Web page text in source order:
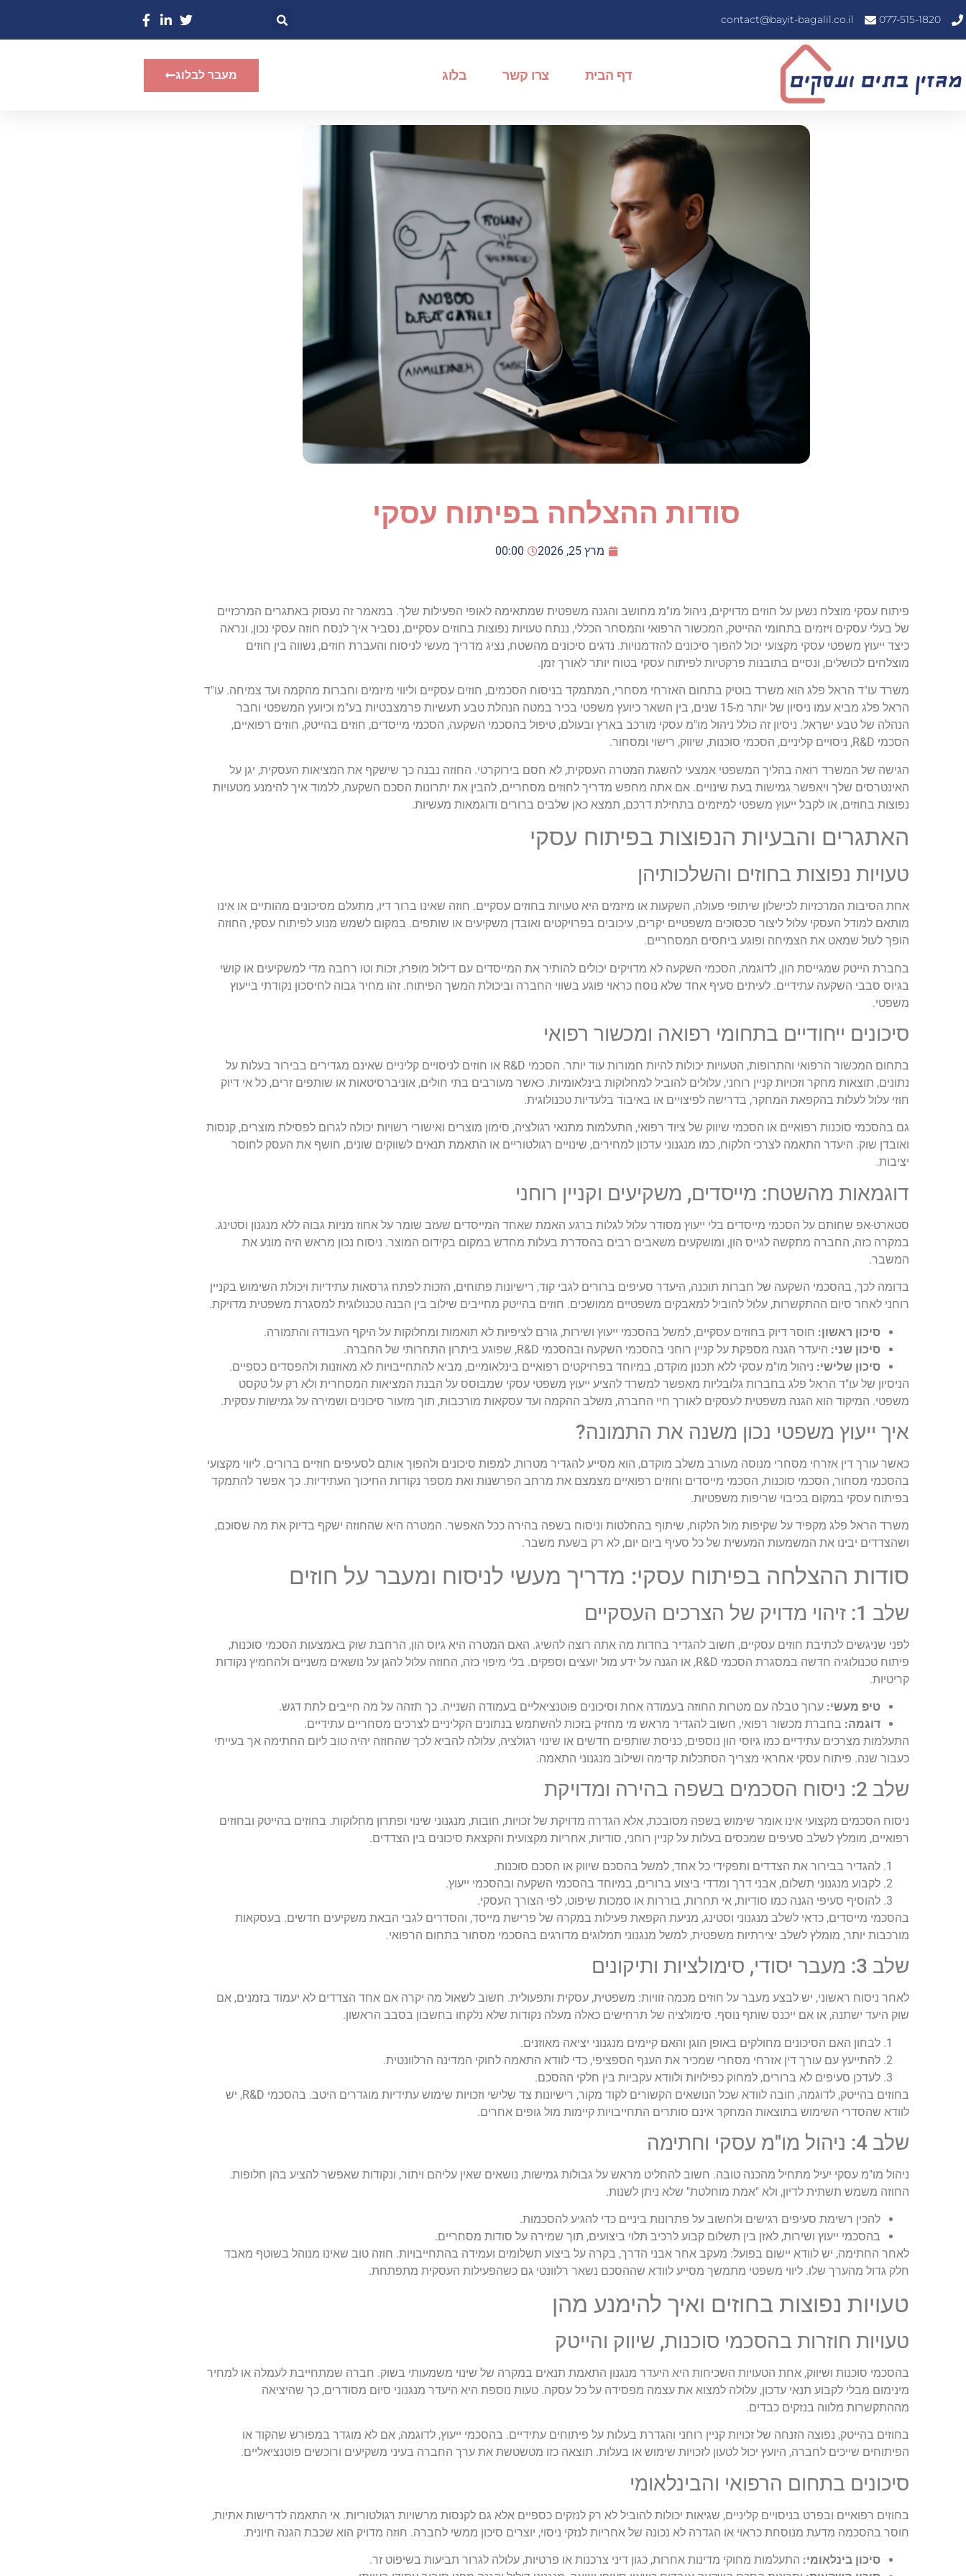
077-515-1820
contact@bayit-bagalil.co.il
דף הבית צרו קשר בלוג מעבר לבלוג
סודות ההצלחה בפיתוח עסקי
מרץ 25, 2026 00:00
פיתוח עסקי מוצלח נשען על חוזים מדויקים, ניהול מו"מ מחושב והגנה משפטית שמתאימה לאופי הפעילות שלך. במאמר זה נעסוק באתגרים המרכזיים
של בעלי עסקים ויזמים בתחומי ההייטק, המכשור הרפואי והמסחר הכללי, ננתח טעויות נפוצות בחוזים עסקיים, נסביר איך לנסח חוזה עסקי נכון, ונראה
כיצד ייעוץ משפטי עסקי מקצועי יכול להפוך סיכונים להזדמנויות. נדגים סיכונים מהשטח, נציג מדריך מעשי לניסוח והעברת חוזים, נשווה בין חוזים
מוצלחים לכושלים, ונסיים בתובנות פרקטיות לפיתוח עסקי בטוח יותר לאורך זמן.
משרד עו"ד הראל פלג הוא משרד בוטיק בתחום האזרחי מסחרי, המתמקד בניסוח הסכמים, חוזים עסקיים וליווי מיזמים וחברות מהקמה ועד צמיחה. עו"ד
הראל פלג מביא עמו ניסיון של יותר מ-15 שנים, בין השאר כיועץ משפטי בכיר במטה הנהלת טבע תעשיות פרמצבטיות בע"מ וכיועץ המשפטי וחבר
הנהלה של טבע ישראל. ניסיון זה כולל ניהול מו"מ עסקי מורכב בארץ ובעולם, טיפול בהסכמי השקעה, הסכמי מייסדים, חוזים בהייטק, חוזים רפואיים,
הסכמי R&D, ניסויים קליניים, הסכמי סוכנות, שיווק, רישוי ומסחור.
הגישה של המשרד רואה בהליך המשפטי אמצעי להשגת המטרה העסקית, לא חסם בירוקרטי. החוזה נבנה כך שישקף את המציאות העסקית, יגן על
האינטרסים שלך ויאפשר גמישות בעת שינויים. אם אתה מחפש מדריך לחוזים מסחריים, להבין את יתרונות הסכם השקעה, ללמוד איך להימנע מטעויות
נפוצות בחוזים, או לקבל ייעוץ משפטי למיזמים בתחילת דרכם, תמצא כאן שלבים ברורים ודוגמאות מעשיות.
האתגרים והבעיות הנפוצות בפיתוח עסקי
טעויות נפוצות בחוזים והשלכותיהן
אחת הסיבות המרכזיות לכישלון שיתופי פעולה, השקעות או מיזמים היא טעויות בחוזים עסקיים. חוזה שאינו ברור דיו, מתעלם מסיכונים מהותיים או אינו
מותאם למודל העסקי עלול ליצור סכסוכים משפטיים יקרים, עיכובים בפרויקטים ואובדן משקיעים או שותפים. במקום לשמש מנוע לפיתוח עסקי, החוזה
הופך לעול שמאט את הצמיחה ופוגע ביחסים המסחריים.
בחברת הייטק שמגייסת הון, לדוגמה, הסכמי השקעה לא מדויקים יכולים להותיר את המייסדים עם דילול מופרז, זכות וטו רחבה מדי למשקיעים או קושי
בגיוס סבבי השקעה עתידיים. לעיתים סעיף אחד שלא נוסח כראוי פוגע בשווי החברה וביכולת המשך הפיתוח. זהו מחיר גבוה לחיסכון נקודתי בייעוץ
משפטי.
סיכונים ייחודיים בתחומי רפואה ומכשור רפואי
בתחום המכשור הרפואי והתרופות, הטעויות יכולות להיות חמורות עוד יותר. הסכמי R&D או חוזים לניסויים קליניים שאינם מגדירים בבירור בעלות על
נתונים, תוצאות מחקר וזכויות קניין רוחני, עלולים להוביל למחלוקות בינלאומיות. כאשר מעורבים בתי חולים, אוניברסיטאות או שותפים זרים, כל אי דיוק
חוזי עלול לעלות בהקפאת המחקר, בדרישה לפיצויים או באיבוד בלעדיות טכנולוגית.
גם בהסכמי סוכנות רפואיים או הסכמי שיווק של ציוד רפואי, התעלמות מתנאי רגולציה, סימון מוצרים ואישורי רשויות יכולה לגרום לפסילת מוצרים, קנסות
ואובדן שוק. היעדר התאמה לצרכי הלקוח, כמו מנגנוני עדכון למחירים, שינויים רגולטוריים או התאמת תנאים לשווקים שונים, חושף את העסק לחוסר
יציבות.
דוגמאות מהשטח: מייסדים, משקיעים וקניין רוחני
סטארט-אפ שחותם על הסכמי מייסדים בלי ייעוץ מסודר עלול לגלות ברגע האמת שאחד המייסדים שעזב שומר על אחוז מניות גבוה ללא מנגנון וסטינג.
במקרה כזה, החברה מתקשה לגייס הון, ומושקעים משאבים רבים בהסדרת בעלות מחדש במקום בקידום המוצר. ניסוח נכון מראש היה מונע את
המשבר.
בדומה לכך, בהסכמי השקעה של חברות תוכנה, היעדר סעיפים ברורים לגבי קוד, רישיונות פתוחים, הזכות לפתח גרסאות עתידיות ויכולת השימוש בקניין
רוחני לאחר סיום ההתקשרות, עלול להוביל למאבקים משפטיים ממושכים. חוזים בהייטק מחייבים שילוב בין הבנה טכנולוגית למסגרת משפטית מדויקת.
סיכון ראשון: חוסר דיוק בחוזים עסקיים, למשל בהסכמי ייעוץ ושירות, גורם לציפיות לא תואמות ומחלוקות על היקף העבודה והתמורה.
סיכון שני: היעדר הגנה מספקת על קניין רוחני בהסכמי השקעה ובהסכמי R&D, שפוגע ביתרון התחרותי של החברה.
סיכון שלישי: ניהול מו"מ עסקי ללא תכנון מוקדם, במיוחד בפרויקטים רפואיים בינלאומיים, מביא להתחייבויות לא מאוזנות ולהפסדים כספיים.
הניסיון של עו"ד הראל פלג בחברות גלובליות מאפשר למשרד להציע ייעוץ משפטי עסקי שמבוסס על הבנת המציאות המסחרית ולא רק על טקסט
משפטי. המיקוד הוא הגנה משפטית לעסקים לאורך חיי החברה, משלב ההקמה ועד עסקאות מורכבות, תוך מזעור סיכונים ושמירה על גמישות עסקית.
איך ייעוץ משפטי נכון משנה את התמונה?
כאשר עורך דין אזרחי מסחרי מנוסה מעורב משלב מוקדם, הוא מסייע להגדיר מטרות, למפות סיכונים ולהפוך אותם לסעיפים חוזיים ברורים. ליווי מקצועי
בהסכמי מסחור, הסכמי סוכנות, הסכמי מייסדים וחוזים רפואיים מצמצם את מרחב הפרשנות ואת מספר נקודות החיכוך העתידיות. כך אפשר להתמקד
בפיתוח עסקי במקום בכיבוי שריפות משפטיות.
משרד הראל פלג מקפיד על שקיפות מול הלקוח, שיתוף בהחלטות וניסוח בשפה בהירה ככל האפשר. המטרה היא שהחוזה ישקף בדיוק את מה שסוכם,
ושהצדדים יבינו את המשמעות המעשית של כל סעיף ביום יום, לא רק בשעת משבר.
סודות ההצלחה בפיתוח עסקי: מדריך מעשי לניסוח ומעבר על חוזים
שלב 1: זיהוי מדויק של הצרכים העסקיים
לפני שניגשים לכתיבת חוזים עסקיים, חשוב להגדיר בחדות מה אתה רוצה להשיג. האם המטרה היא גיוס הון, הרחבת שוק באמצעות הסכמי סוכנות,
פיתוח טכנולוגיה חדשה במסגרת הסכמי R&D, או הגנה על ידע מול יועצים וספקים. בלי מיפוי כזה, החוזה עלול להגן על נושאים משניים ולהחמיץ נקודות
קריטיות.
טיפ מעשי: ערוך טבלה עם מטרות החוזה בעמודה אחת וסיכונים פוטנציאליים בעמודה השנייה. כך תזהה על מה חייבים לתת דגש.
דוגמה: בחברת מכשור רפואי, חשוב להגדיר מראש מי מחזיק בזכות להשתמש בנתונים הקליניים לצרכים מסחריים עתידיים.
התעלמות מצרכים עתידיים כמו גיוסי הון נוספים, כניסת שותפים חדשים או שינוי רגולציה, עלולה להביא לכך שהחוזה יהיה טוב ליום החתימה אך בעייתי
כעבור שנה. פיתוח עסקי אחראי מצריך הסתכלות קדימה ושילוב מנגנוני התאמה.
שלב 2: ניסוח הסכמים בשפה בהירה ומדויקת
ניסוח הסכמים מקצועי אינו אומר שימוש בשפה מסובכת, אלא הגדרה מדויקת של זכויות, חובות, מנגנוני שינוי ופתרון מחלוקות. בחוזים בהייטק ובחוזים
רפואיים, מומלץ לשלב סעיפים שמכסים בעלות על קניין רוחני, סודיות, אחריות מקצועית והקצאת סיכונים בין הצדדים.
להגדיר בבירור את הצדדים ותפקידי כל אחד, למשל בהסכם שיווק או הסכם סוכנות.
לקבוע מנגנוני תשלום, אבני דרך ומדדי ביצוע ברורים, במיוחד בהסכמי השקעה ובהסכמי ייעוץ.
להוסיף סעיפי הגנה כמו סודיות, אי תחרות, בוררות או סמכות שיפוט, לפי הצורך העסקי.
בהסכמי מייסדים, כדאי לשלב מנגנוני וסטינג, מניעת הקפאת פעילות במקרה של פרישת מייסד, והסדרים לגבי הבאת משקיעים חדשים. בעסקאות
מורכבות יותר, מומלץ לשלב יצירתיות משפטית, למשל מנגנוני תמלוגים מדורגים בהסכמי מסחור בתחום הרפואי.
שלב 3: מעבר יסודי, סימולציות ותיקונים
לאחר ניסוח ראשוני, יש לבצע מעבר על חוזים מכמה זוויות: משפטית, עסקית ותפעולית. חשוב לשאול מה יקרה אם אחד הצדדים לא יעמוד בזמנים, אם
שוק היעד ישתנה, או אם ייכנס שותף נוסף. סימולציה של תרחישים כאלה מעלה נקודות שלא נלקחו בחשבון בסבב הראשון.
לבחון האם הסיכונים מחולקים באופן הוגן והאם קיימים מנגנוני יציאה מאוזנים.
להתייעץ עם עורך דין אזרחי מסחרי שמכיר את הענף הספציפי, כדי לוודא התאמה לחוקי המדינה הרלוונטית.
לעדכן סעיפים לא ברורים, למחוק כפילויות ולוודא עקביות בין חלקי ההסכם.
בחוזים בהייטק, לדוגמה, חובה לוודא שכל הנושאים הקשורים לקוד מקור, רישיונות צד שלישי וזכויות שימוש עתידיות מוגדרים היטב. בהסכמי R&D, יש
לוודא שהסדרי השימוש בתוצאות המחקר אינם סותרים התחייבויות קיימות מול גופים אחרים.
שלב 4: ניהול מו"מ עסקי וחתימה
ניהול מו"מ עסקי יעיל מתחיל מהכנה טובה. חשוב להחליט מראש על גבולות גמישות, נושאים שאין עליהם ויתור, ונקודות שאפשר להציע בהן חלופות.
החוזה משמש תשתית לדיון, ולא "אמת מוחלטת" שלא ניתן לשנות.
להכין רשימת סעיפים רגישים ולחשוב על פתרונות ביניים כדי להגיע להסכמות.
בהסכמי ייעוץ ושירות, לאזן בין תשלום קבוע לרכיב תלוי ביצועים, תוך שמירה על סודות מסחריים.
לאחר החתימה, יש לוודא יישום בפועל: מעקב אחר אבני הדרך, בקרה על ביצוע תשלומים ועמידה בהתחייבויות. חוזה טוב שאינו מנוהל בשוטף מאבד
חלק גדול מהערך שלו. ליווי משפטי מתמשך מסייע לוודא שההסכם נשאר רלוונטי גם כשהפעילות העסקית מתפתחת.
טעויות נפוצות בחוזים ואיך להימנע מהן
טעויות חוזרות בהסכמי סוכנות, שיווק והייטק
בהסכמי סוכנות ושיווק, אחת הטעויות השכיחות היא היעדר מנגנון התאמת תנאים במקרה של שינוי משמעותי בשוק. חברה שמתחייבת לעמלה או למחיר
מינימום מבלי לקבוע תנאי עדכון, עלולה למצוא את עצמה מפסידה על כל עסקה. טעות נוספת היא היעדר מנגנוני סיום מסודרים, כך שהיציאה
מההתקשרות מלווה בנזקים כבדים.
בחוזים בהייטק, נפוצה הזנחה של זכויות קניין רוחני והגדרת בעלות על פיתוחים עתידיים. בהסכמי ייעוץ, לדוגמה, אם לא מוגדר במפורש שהקוד או
הפיתוחים שייכים לחברה, היועץ יכול לטעון לזכויות שימוש או בעלות. תוצאה כזו מטשטשת את ערך החברה בעיני משקיעים ורוכשים פוטנציאליים.
סיכונים בתחום הרפואי והבינלאומי
בחוזים רפואיים ובפרט בניסויים קליניים, שגיאות יכולות להוביל לא רק לנזקים כספיים אלא גם לקנסות מרשויות רגולטוריות. אי התאמה לדרישות אתיות,
חוסר בהסכמה מדעת מנוסחת כראוי או הגדרה לא נכונה של אחריות לנזקי ניסוי, יוצרים סיכון ממשי לחברה. חוזה מדויק הוא שכבת הגנה חיונית.
סיכון בינלאומי: התעלמות מחוקי מדינות אחרות, כגון דיני צרכנות או פרטיות, עלולה לגרור תביעות בשיפוט זר.